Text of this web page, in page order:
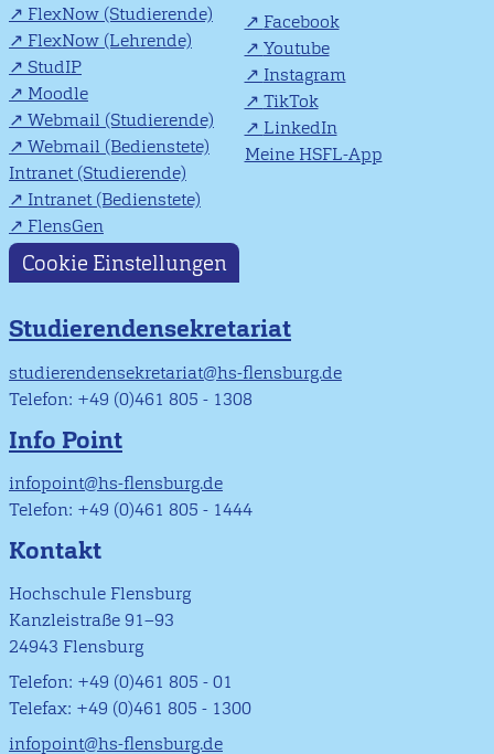
FlexNow (Studierende)
FlexNow (Lehrende)
StudIP
Moodle
Webmail (Studierende)
Webmail (Bedienstete)
Intranet (Studierende)
Intranet (Bedienstete)
FlensGen
Facebook
Youtube
Instagram
TikTok
LinkedIn
Meine HSFL-App
Cookie Einstellungen
Studierendensekretariat
studierendensekretariat@hs-flensburg.de
Telefon: +49 (0)461 805 - 1308
Info Point
infopoint@hs-flensburg.de
Telefon: +49 (0)461 805 - 1444
Kontakt
Hochschule Flensburg
Kanzleistraße 91–93
24943 Flensburg
Telefon: +49 (0)461 805 - 01
Telefax: +49 (0)461 805 - 1300
infopoint@hs-flensburg.de